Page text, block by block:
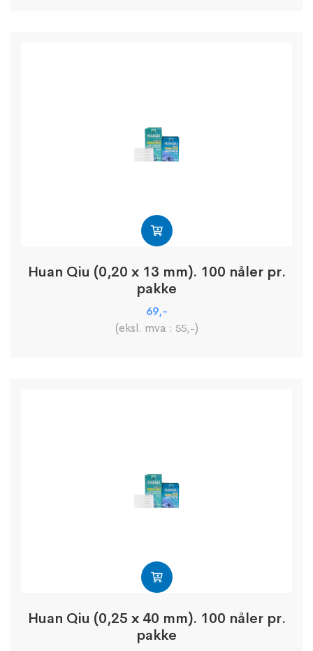
Huan Qiu (0,20 x 13 mm). 100 nåler pr.
pakke
69,-
(eksl. mva : 55,-)
Huan Qiu (0,25 x 40 mm). 100 nåler pr.
pakke